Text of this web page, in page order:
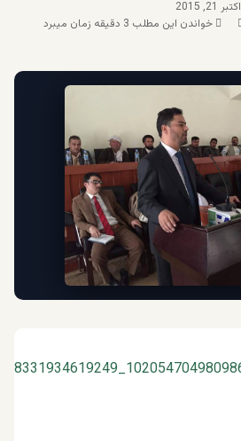
اکتبر 21, 2015
خواندن این مطلب 3 دقیقه زمان میبرد